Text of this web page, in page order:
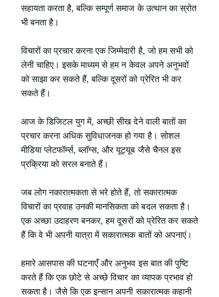
सहायता करता है, बल्कि सम्पूर्ण समाज के उत्थान का स्रोत
भी बनता है।
विचारों का प्रचार करना एक जिम्मेदारी है, जो हम सभी को
लेनी चाहिए। इसके माध्यम से हम न केवल अपने अनुभवों
को साझा कर सकते हैं, बल्कि दूसरों को प्रेरित भी कर
सकते हैं।
आज के डिजिटल युग में, अच्छी सीख देने वाली बातों का
प्रचार करना अधिक सुविधाजनक हो गया है। सोशल
मीडिया प्लेटफॉर्म्स, ब्लॉग्स, और यूट्यूब जैसे चैनल इस
प्रक्रिया को सरल बनाते हैं।
जब लोग नकारात्मकता से भरे होते हैं, तो सकारात्मक
विचारों का प्रवाह उनकी मानसिकता को बदल सकता है।
एक अच्छा उदाहरण बनकर, हम दूसरों को प्रेरित कर सकते
हैं कि वे भी अपनी यात्रा में सकारात्मक बातों को अपनाएं।
हमारे आसपास की घटनाएँ और अनुभव इस बात की पुष्टि
करते हैं कि एक छोटे से अच्छे विचार का व्यापक प्रभाव हो
सकता है। जैसे कि एक इन्सान अपनी सकारात्मक कहानी